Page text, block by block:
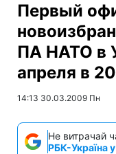
Первый
ПА НАТО в
апреля в
14:13 30.03.2009 Пн
Не витрачай
РБК-Україна